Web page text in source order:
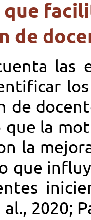
que
de
las
de
que la
la
que
2020;